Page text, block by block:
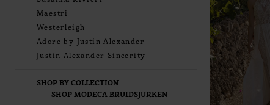
Maestri
Westerleigh
Adore by Justin Alexander
Justin Alexander Sincerity
SHOP BY COLLECTION
SHOP MODECA BRUIDSJURKEN